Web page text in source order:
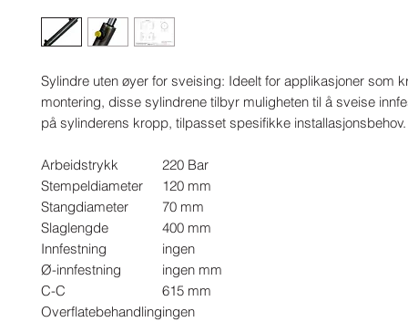
Sylindre uten øyer for sveising: Ideelt for applikasjoner som
montering, disse sylindrene tilbyr muligheten til å sveise
på sylinderens kropp, tilpasset spesifikke installasjonsbehov.
Arbeidstrykk
220 Bar
Stempeldiameter
120 mm
Stangdiameter
70 mm
Slaglengde
400 mm
Innfestning
ingen
Ø-innfestning
ingen mm
C-C
615 mm
Overflatebehandlingingen